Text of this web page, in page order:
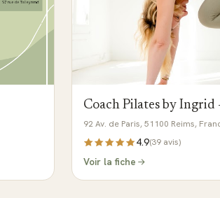
Coach Pilates by Ingrid
92 Av. de Paris, 51100 Reims,
4.9(39 avis)
Voir la fiche